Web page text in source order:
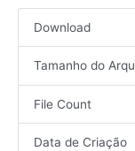
Download
Tamanho do
File Count
Data de Criação